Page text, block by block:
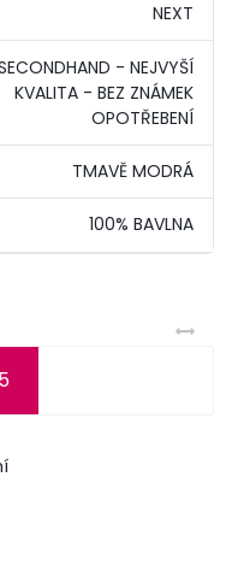
NEXT
- NEJVYŠÍ
KVALITA - BEZ ZNÁMEK
OPOTŘEBENÍ
TMAVĚ MODRÁ
100% BAVLNA